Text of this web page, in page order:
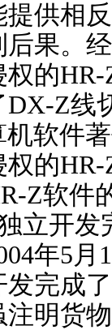
供相
果。
的
Z线
软件
的
Z软件
立开
年5月
发完成
明货